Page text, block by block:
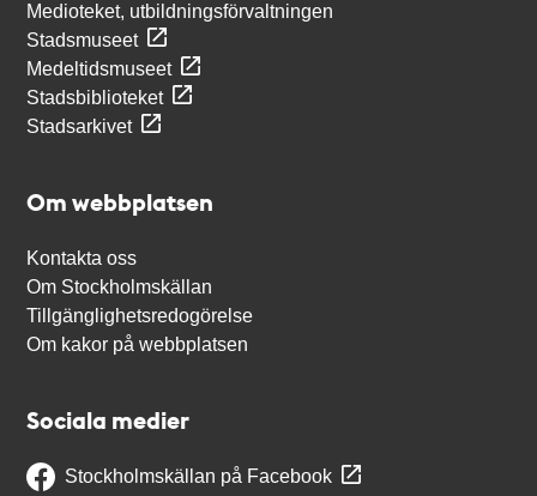
Medioteket, utbildningsförvaltningen
Stadsmuseet
Medeltidsmuseet
Stadsbiblioteket
Stadsarkivet
Om webbplatsen
Kontakta oss
Om Stockholmskällan
Tillgänglighetsredogörelse
Om kakor på webbplatsen
Sociala medier
Stockholmskällan på Facebook